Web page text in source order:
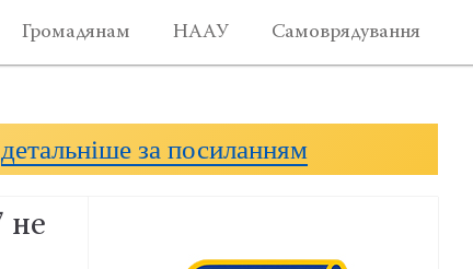
Громадянам НААУ Самоврядування
детальніше за посиланням
не